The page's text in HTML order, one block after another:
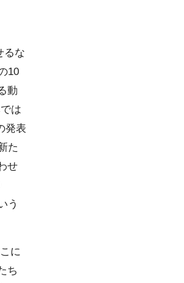
るな
10
動
は
発表
た
せ
う
に
ち